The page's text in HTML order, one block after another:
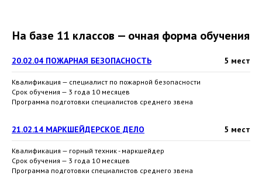
На базе 11 классов — очная форма обучения
20.02.04 ПОЖАРНАЯ БЕЗОПАСНОСТЬ 5 мест
Квалификация — специалист по пожарной безопасности
Срок обучения — 3 года 10 месяцев
Программа подготовки специалистов среднего звена
21.02.14 МАРКШЕЙДЕРСКОЕ ДЕЛО 5 мест
Квалификация — горный техник - маркшейдер
Срок обучения — 3 года 10 месяцев
Программа подготовки специалистов среднего звена